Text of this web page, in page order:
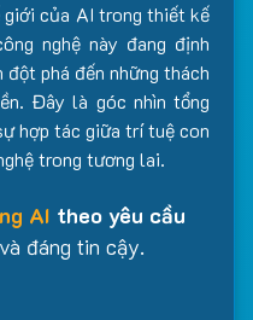
của AI trong thiết kế
nghệ này đang định
phá đến những thách
Đây là góc nhìn tổng
hợp tác giữa trí tuệ con
trong tương lai.
AI theo yêu cầu
đáng tin cậy.